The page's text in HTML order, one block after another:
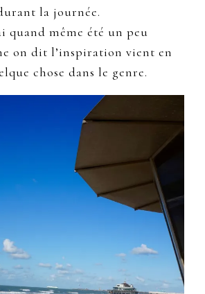
la journée.
quand même été un peu
on dit l’inspiration vient en
chose dans le genre.